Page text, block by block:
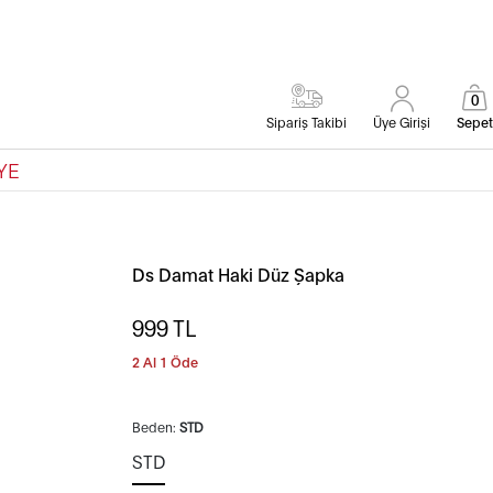
Sipariş Takibi Üye Girişi Sepet
0
Ds Damat Haki Düz Şapka
999TL
2 Al 1 Öde
Beden: STD
STD